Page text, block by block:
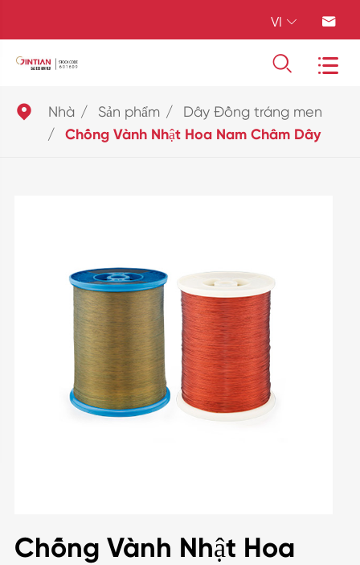
VI  
 
 Nhà Sản phẩm Dây Đồng tráng men
Chống Vành Nhật Hoa Nam Châm Dây
Chống Vành Nhật Hoa